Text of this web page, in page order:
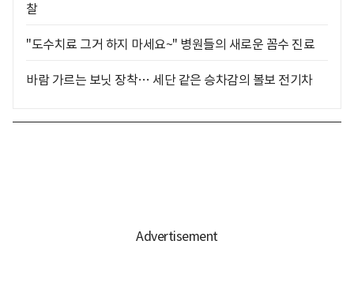
찰
"도수치료 그거 하지 마세요~" 병원들의 새로운 꼼수 진료
바람 가르는 보닛 장착… 세단 같은 승차감의 볼보 전기차